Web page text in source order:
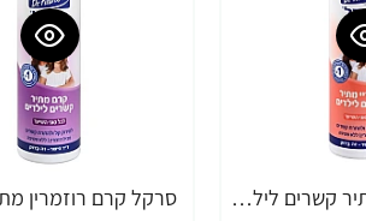
סרקל תרסיס מתיר קשרים לילדים 340 מ"ל - ד"ר פישר